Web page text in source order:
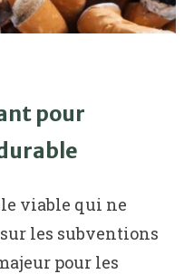
pour
viable qui ne
les subventions
pour les